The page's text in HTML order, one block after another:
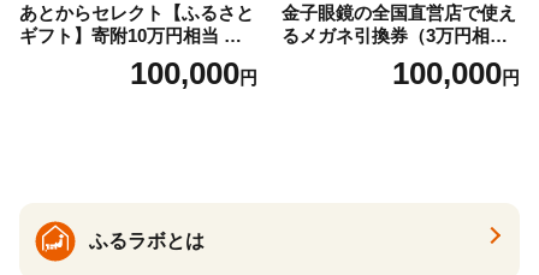
あとからセレクト【ふるさと
ギフト】寄附10万円相当 あ
とから選べる！ ギフト いく
ら ほたて 海鮮 牛肉 別海町
ギフト ふるさと納税 ）
100,000円
金子眼鏡の全国直営店で使え
るメガネ引換券（3万円相
100,000円
ふるラボとは